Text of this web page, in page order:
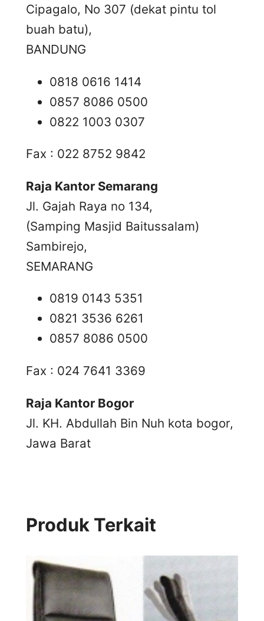
Cipagalo, No 307 (dekat pintu tol
buah batu),
BANDUNG
0818 0616 1414
0857 8086 0500
0822 1003 0307
Fax : 022 8752 9842
Raja Kantor Semarang
Jl. Gajah Raya no 134,
(Samping Masjid Baitussalam)
Sambirejo,
SEMARANG
0819 0143 5351
0821 3536 6261
0857 8086 0500
Fax : 024 7641 3369
Raja Kantor Bogor
Jl. KH. Abdullah Bin Nuh kota bogor,
Jawa Barat
Produk Terkait